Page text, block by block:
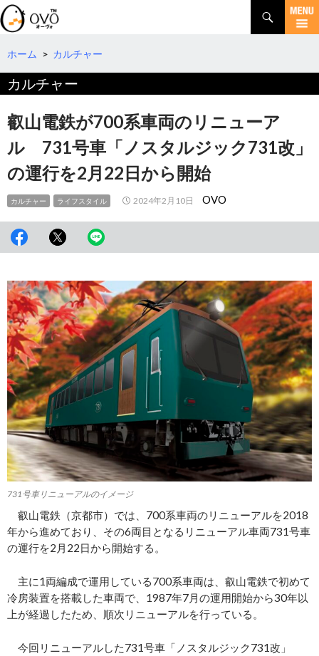
検
索
コ
テ
ツ
へ
移
動
ホーム > カルチャー
カルチャー
叡山電鉄が700系車両のリニューア
ル 731号車「ノスタルジック731改」
の運行を2月22日から開始
カルチャー ライフスタイル 2024年2月10日 OVO
731号車リニューアルのイメージ
叡山電鉄（京都市）では、700系車両のリニューアルを2018
年から進めており、その6両目となるリニューアル車両731号車
の運行を2月22日から開始する。
主に1両編成で運用している700系車両は、叡山電鉄で初めて
冷房装置を搭載した車両で、1987年7月の運用開始から30年以
上が経過したため、順次リニューアルを行っている。
今回リニューアルした731号車「ノスタルジック731改」